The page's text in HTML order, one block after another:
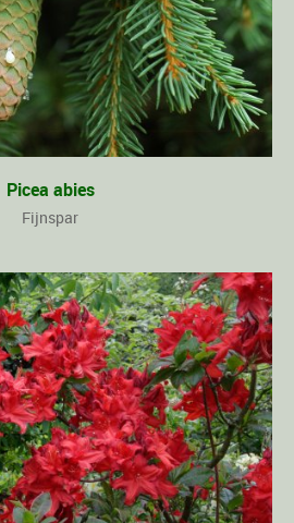
Picea abies
Fijnspar